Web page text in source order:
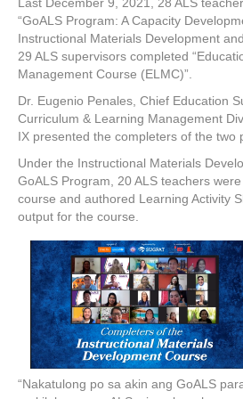
Last December 9, 2021, 28 ALS
“GoALS Program: A Capacity
Instructional Materials Development
29 ALS supervisors completed
Management Course (ELMC)”.
Dr. Eugenio Penales, Chief Education
Curriculum & Learning Management
IX presented the completers of the two
Under the Instructional Materials
GoALS Program, 20 ALS teachers
course and authored Learning Activity
output for the course.
“Nakatulong po sa akin ang GoALS